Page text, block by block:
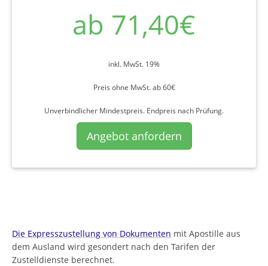
ab 71,40€
inkl. MwSt. 19%
Preis ohne MwSt. ab 60€
Unverbindlicher Mindestpreis. Endpreis nach Prüfung.
Angebot anfordern
Die Expresszustellung von Dokumenten mit Apostille aus
dem Ausland wird gesondert nach den Tarifen der
Zustelldienste berechnet.